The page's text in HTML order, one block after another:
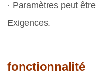
· Paramètres peut
Exigences.
fonctionnalité